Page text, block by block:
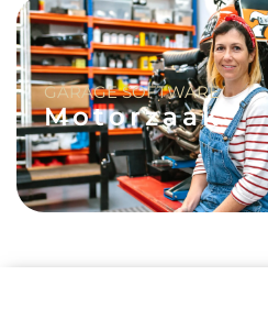
GARAGE SOFTWARE
Motorzaak